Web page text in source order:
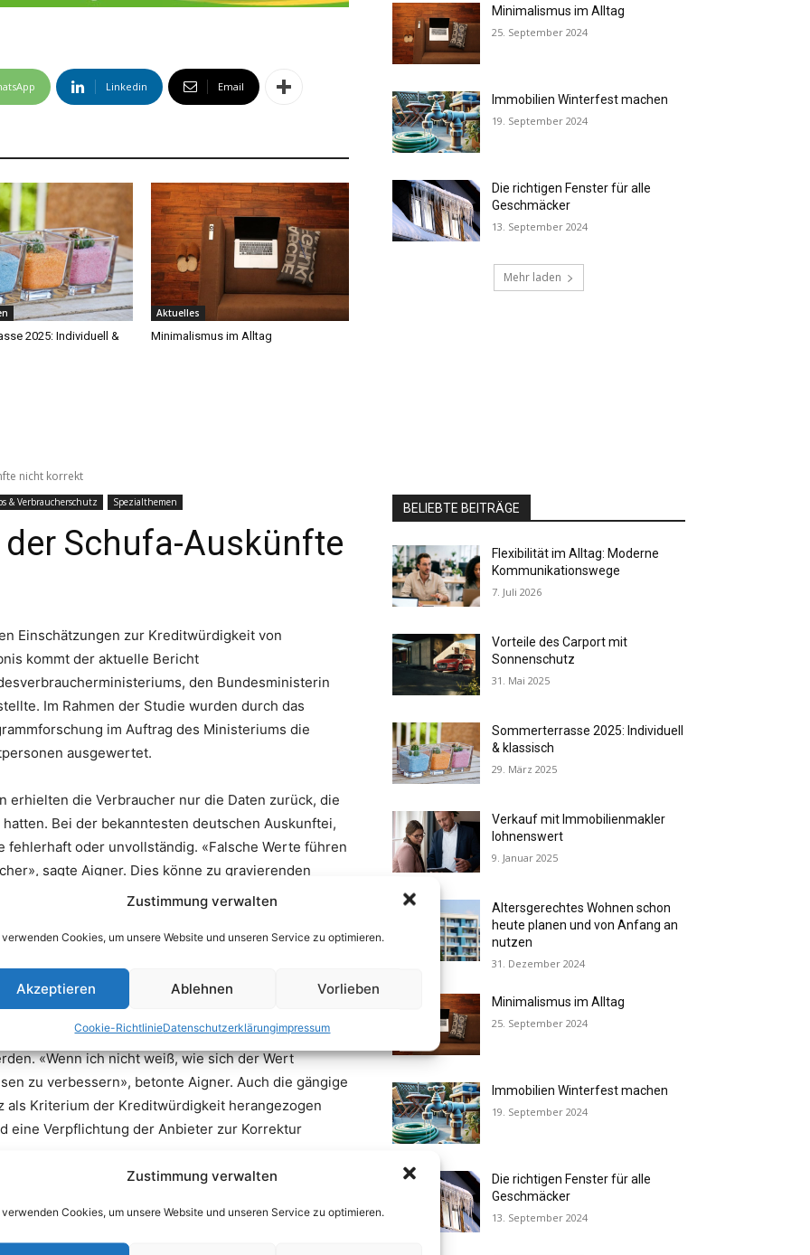
Zustimmung verwalten
verwenden Cookies, um unsere Website und unseren Service zu optimieren.
Akzeptieren Ablehnen Vorlieben
Cookie-RichtlinieDatenschutzerklärungimpressum
Linkedin Email
2025: Individuell &
Aktuelles
Minimalismus im Alltag
Minimalismus im Alltag
25. September 2024
Immobilien Winterfest machen
19. September 2024
Die richtigen Fenster für alle
Geschmäcker
13. September 2024
Mehr laden